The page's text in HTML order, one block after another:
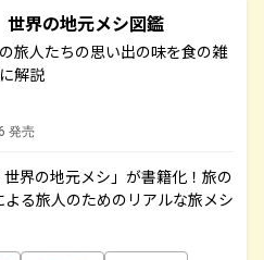
界の地元メシ図鑑
旅人たちの思い出の味を食の雑
解説
発売
界の地元メシ」が書籍化！旅の
る旅人のためのリアルな旅メシ